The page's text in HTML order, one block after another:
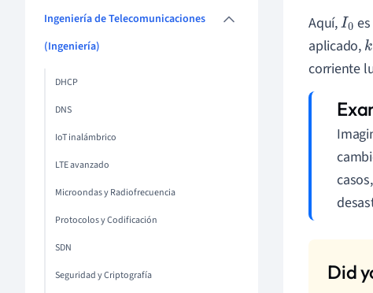
Ingeniería de Telecomunicaciones
(Ingeniería)
DHCP
DNS
IoT inalámbrico
LTE avanzado
Microondas y Radiofrecuencia
Protocolos y Codificación
SDN
Seguridad y Criptografía
Aquí,I0
aplicado, k
corriente